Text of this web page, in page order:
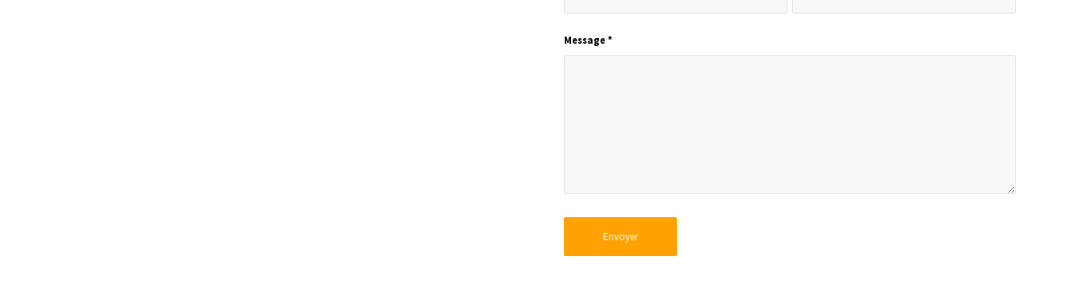
Message*